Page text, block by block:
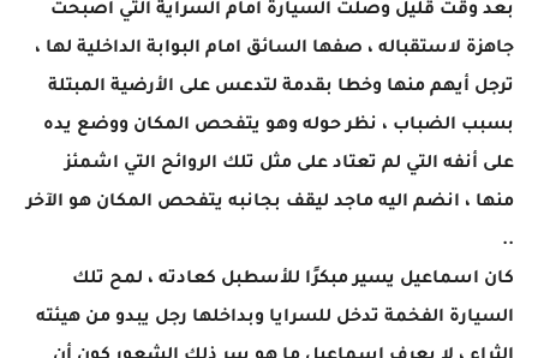
بعد وقت قليل وصلت السيارة امام السراية التي اصبحت
جاهزة لاستقباله ، صفها السائق امام البوابة الداخلية لها ،
ترجل أيهم منها وخطا بقدمة لتدعس على الأرضية المبتلة
بسبب الضباب ، نظر حوله وهو يتفحص المكان ووضع يده
على أنفه التي لم تعتاد على مثل تلك الروائح التي اشمئز
منها ، انضم اليه ماجد ليقف بجانبه يتفحص المكان هو الآخر
..
كان اسماعيل يسير مبكرًا للأسطبل كعادته ، لمح تلك
السيارة الفخمة تدخل للسرايا وبداخلها رجل يبدو من هيئته